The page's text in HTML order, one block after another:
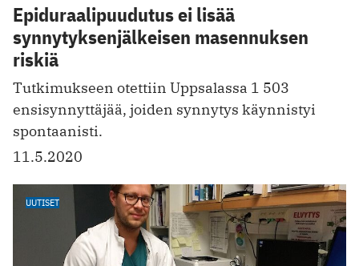
Epiduraalipuudutus ei lisää
synnytyksenjälkeisen masennuksen
riskiä
Tutkimukseen otettiin Uppsalassa 1 503
ensisynnyttäjää, joiden synnytys käynnistyi
spontaanisti.
11.5.2020
UUTISET